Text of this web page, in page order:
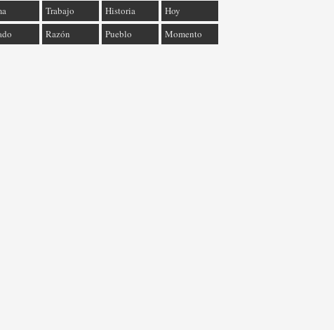
Trabajo Historia
Hoy
Razón Pueblo Momento